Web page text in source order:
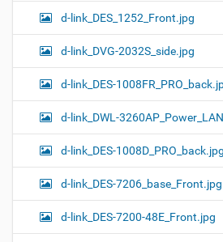
d-link_DES_1252_Front.jpg
d-link_DVG-2032S_side.jpg
d-link_DES-
d-link_DWL-
d-link_DES-1008D_PRO_back.jpg
d-link_DES-7206_base_Front.jpg
d-link_DES-7200-48E_Front.jpg